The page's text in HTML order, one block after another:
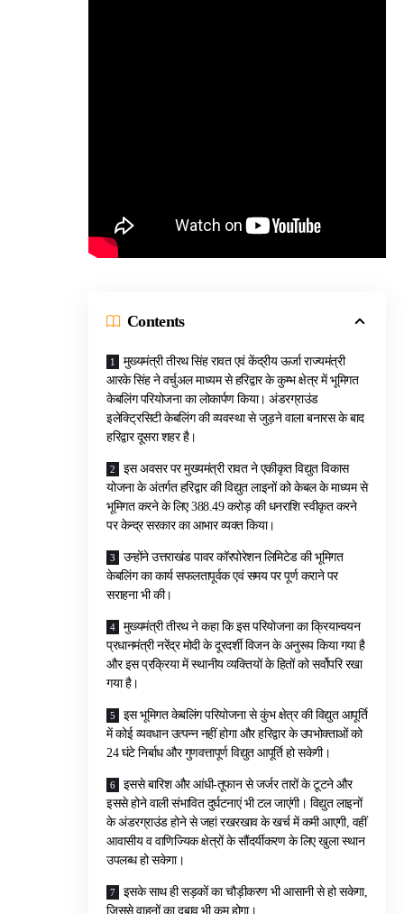
Contents
मुख्यमंत्री तीरथ सिंह रावत एवं केंद्रीय ऊर्जा राज्यमंत्री
आरके सिंह ने वर्चुअल माध्यम से हरिद्वार के कुम्भ क्षेत्र में भूमिगत
केबलिंग परियोजना का लोकार्पण किया। अंडरग्राउंड
इलेक्ट्रिसिटी केबलिंग की व्यवस्था से जुड़ने वाला बनारस के बाद
हरिद्वार दूसरा शहर है।
इस अवसर पर मुख्यमंत्री रावत ने एकीकृत विद्युत विकास
योजना के अंतर्गत हरिद्वार की विद्युत लाइनों को केबल के माध्यम से
भूमिगत करने के लिए 388.49 करोड़ की धनराशि स्वीकृत करने
पर केन्द्र सरकार का आभार व्यक्त किया।
उन्होंने उत्तराखंड पावर कॉरपोरेशन लिमिटेड की भूमिगत
केबलिंग का कार्य सफलतापूर्वक एवं समय पर पूर्ण कराने पर
सराहना भी की।
मुख्यमंत्री तीरथ ने कहा कि इस परियोजना का क्रियान्वयन
प्रधानमंत्री नरेंद्र मोदी के दूरदर्शी विजन के अनुरूप किया गया है
और इस प्रक्रिया में स्थानीय व्यक्तियों के हितों को सर्वोपरि रखा
गया है।
इस भूमिगत केबलिंग परियोजना से कुंभ क्षेत्र की विद्युत आपूर्ति
में कोई व्यवधान उत्पन्न नहीं होगा और हरिद्वार के उपभोक्ताओं को
24 घंटे निर्बाध और गुणवत्तापूर्ण विद्युत आपूर्ति हो सकेगी।
इससे बारिश और आंधी-तूफान से जर्जर तारों के टूटने और
इससे होने वाली संभावित दुर्घटनाएं भी टल जाएंगी। विद्युत लाइनों
के अंडरग्राउंड होने से जहां रखरखाव के खर्च में कमी आएगी, वहीं
आवासीय व वाणिज्यिक क्षेत्रों के सौंदर्यीकरण के लिए खुला स्थान
उपलब्ध हो सकेगा।
इसके साथ ही सड़कों का चौड़ीकरण भी आसानी से हो सकेगा,
जिससे वाहनों का दबाव भी कम होगा।